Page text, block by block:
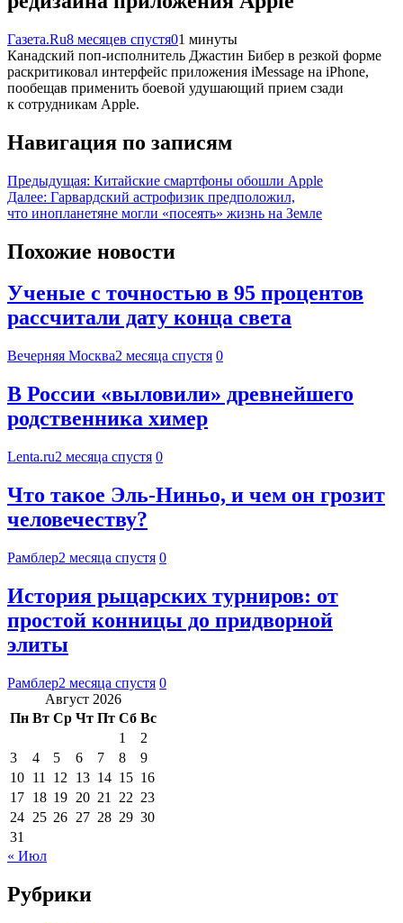
Газета.Ru8 месяцев спустя01 минуты
Канадский поп-исполнитель Джастин Бибер в резкой форме
раскритиковал интерфейс приложения iMessage на iPhone,
пообещав применить боевой удушающий прием сзади
к сотрудникам Apple.
Навигация по записям
Предыдущая: Китайские смартфоны обошли Apple
Далее: Гарвардский астрофизик предположил,
что инопланетяне могли «посеять» жизнь на Земле
Похожие новости
Ученые с точностью в 95 процентов
рассчитали дату конца света
Вечерняя Москва2 месяца спустя 0
В России «выловили» древнейшего
родственника химер
Lenta.ru2 месяца спустя 0
Что такое Эль-Ниньо, и чем он грозит
человечеству?
Рамблер2 месяца спустя 0
История рыцарских турниров: от
простой конницы до придворной
элиты
Рамблер2 месяца спустя 0
Август 2026
Пн Вт Ср Чт Пт Сб Вс
1
2
3
4 5 6 7 8
9
10 11 12 13 14 15 16
17 18 19 20 21 22 23
24 25 26 27 28 29 30
31
« Июл
Рубрики